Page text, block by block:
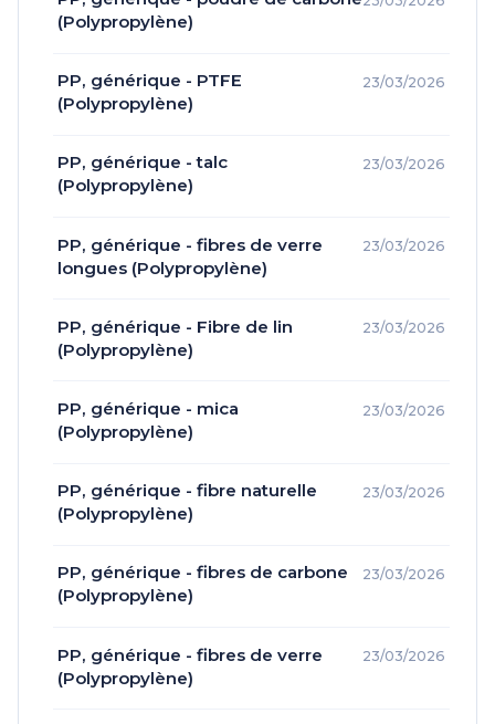
(Polypropylène)
PP, générique - PTFE
(Polypropylène)
23/03/2026
PP, générique - talc
(Polypropylène)
23/03/2026
PP, générique - fibres de verre
longues (Polypropylène)
23/03/2026
PP, générique - Fibre de lin
(Polypropylène)
23/03/2026
PP, générique - mica
(Polypropylène)
23/03/2026
PP, générique - fibre naturelle
(Polypropylène)
23/03/2026
PP, générique - fibres de carbone
(Polypropylène)
23/03/2026
PP, générique - fibres de verre
(Polypropylène)
23/03/2026